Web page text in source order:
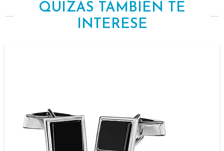
QUIZÁS TAMBIÉN TE
INTERESE